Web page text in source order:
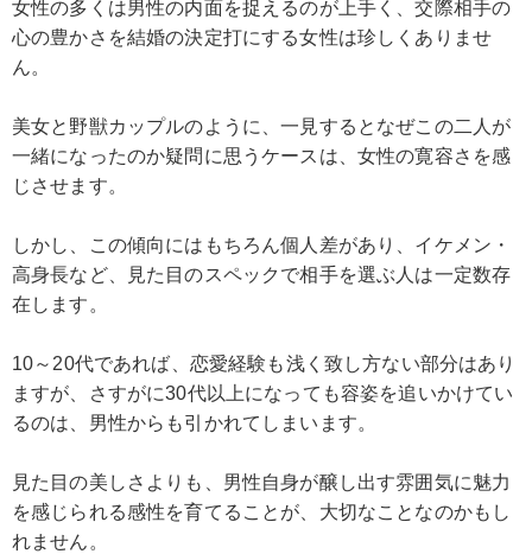
女性の多くは男性の内面を捉えるのが上手く、交際相手の
心の豊かさを結婚の決定打にする女性は珍しくありませ
ん。
美女と野獣カップルのように、一見するとなぜこの二人が
一緒になったのか疑問に思うケースは、女性の寛容さを感
じさせます。
しかし、この傾向にはもちろん個人差があり、イケメン・
高身長など、見た目のスペックで相手を選ぶ人は一定数存
在します。
10～20代であれば、恋愛経験も浅く致し方ない部分はあり
ますが、さすがに30代以上になっても容姿を追いかけてい
るのは、男性からも引かれてしまいます。
見た目の美しさよりも、男性自身が醸し出す雰囲気に魅力
を感じられる感性を育てることが、大切なことなのかもし
れません。